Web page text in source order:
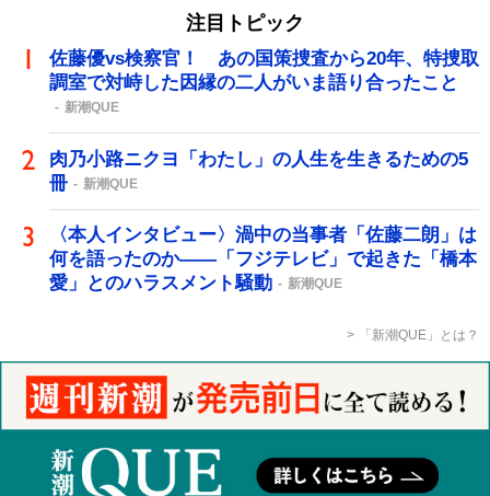
注目トピック
佐藤優vs検察官！ あの国策捜査から20年、特捜取
調室で対峙した因縁の二人がいま語り合ったこと
新潮QUE
肉乃小路ニクヨ「わたし」の人生を生きるための5
冊
新潮QUE
〈本人インタビュー〉渦中の当事者「佐藤二朗」は
何を語ったのか――「フジテレビ」で起きた「橋本
愛」とのハラスメント騒動
新潮QUE
「新潮QUE」とは？